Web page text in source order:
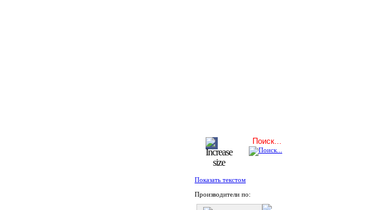
Показать текстом
Производители по: